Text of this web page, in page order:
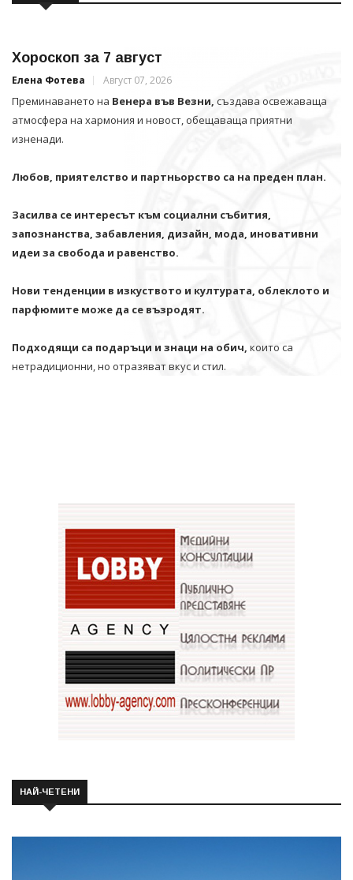
Хороскоп за 7 август
Елена Фотева Август 07, 2026
Преминаването на Венера във Везни, създава освежаваща
атмосфера на хармония и новост, обещаваща приятни
изненади.
Любов, приятелство и партньорство са на преден план.
Засилва се интересът към социални събития,
запознанства, забавления, дизайн, мода, иновативни
идеи за свобода и равенство.
Нови тенденции в изкуството и културата, облеклото и
парфюмите може да се възродят.
Подходящи са подаръци и знаци на обич, които са
нетрадиционни, но отразяват вкус и стил.
НАЙ-ЧЕТЕНИ